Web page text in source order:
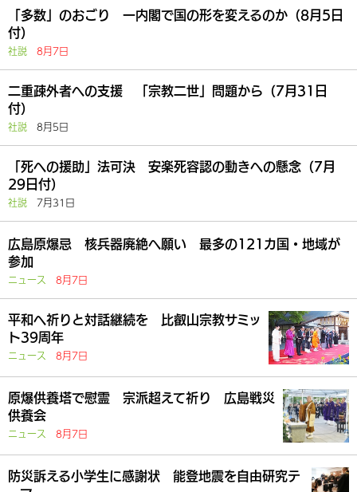
「多数」のおごり 一内閣で国の形を変えるのか（8月5日
付）
社説 8月7日
二重疎外者への支援 「宗教二世」問題から（7月31日
付）
社説 8月5日
「死への援助」法可決 安楽死容認の動きへの懸念（7月
29日付）
社説 7月31日
広島原爆忌 核兵器廃絶へ願い 最多の121カ国・地域が
参加
ニュース 8月7日
平和へ祈りと対話継続を 比叡山宗教サミッ
ト39周年
ニュース 8月7日
原爆供養塔で慰霊 宗派超えて祈り 広島戦災
供養会
ニュース 8月7日
防災訴える小学生に感謝状 能登地震を自由研究テ